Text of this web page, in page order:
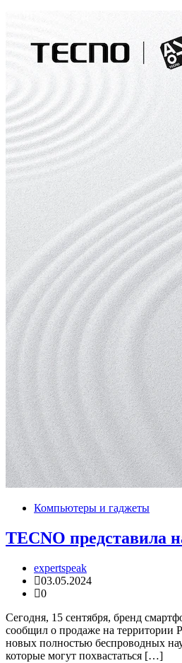
Компьютеры и гаджеты
TECNO представила
expertspeak
03.05.2024
0
Сегодня, 15 сентября, бренд
сообщил о продаже на территории
новых полностью беспроводных
которые могут похвастаться […]